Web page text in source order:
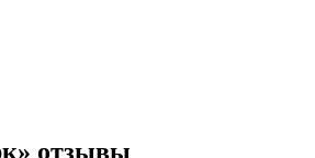
отзывы